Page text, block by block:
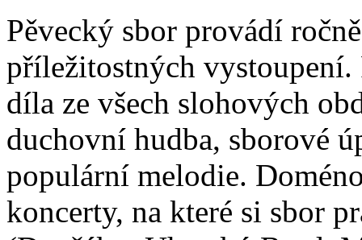
Pěvecký sbor provádí
příležitostných vystoupení.
díla ze všech slohových
duchovní hudba, sborové
populární melodie.
koncerty, na které si sbor